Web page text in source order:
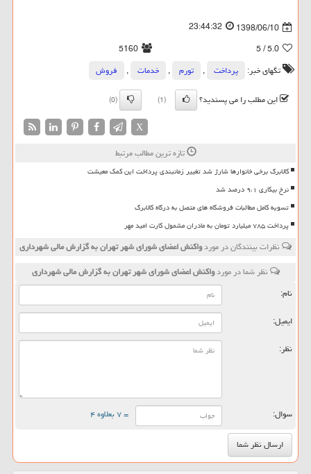
1398/06/10
23:44:32
5.0
/ 5
5160
تگهای خبر:
پرداخت , تورم , خدمات ,
فروش
این مطلب را می پسندید؟
(1)
(0)
X
تازه ترین مطالب مرتبط
کالابرگ برخی خانوارها شارژ شد تغییر زمانبندی پرداخت این کمک معیشت
نرخ بیکاری ۹،۱ درصد شد
تسویه کامل مطالبات فروشگاه های متصل به درگاه کالابرگ
پرداخت ۷۸۵ میلیارد تومان به مادران مشمول کارت امید مهر
نظرات بینندگان در موردواكنش اعضای شورای شهر تهران به گزارش مالی شهرداری
نظر شما در موردواكنش اعضای شورای شهر تهران به گزارش مالی شهرداری
نام:
ایمیل:
نظر:
سوال: = ۷ بعلاوه ۴